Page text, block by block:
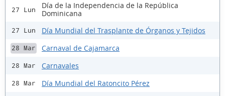
27 Lun
Día de la Independencia de la República
Dominicana
27 Lun Día Mundial del Trasplante de Órganos y Tejidos
28 Mar Carnaval de Cajamarca
28 Mar Carnavales
28 Mar
Día Mundial del Ratoncito Pérez